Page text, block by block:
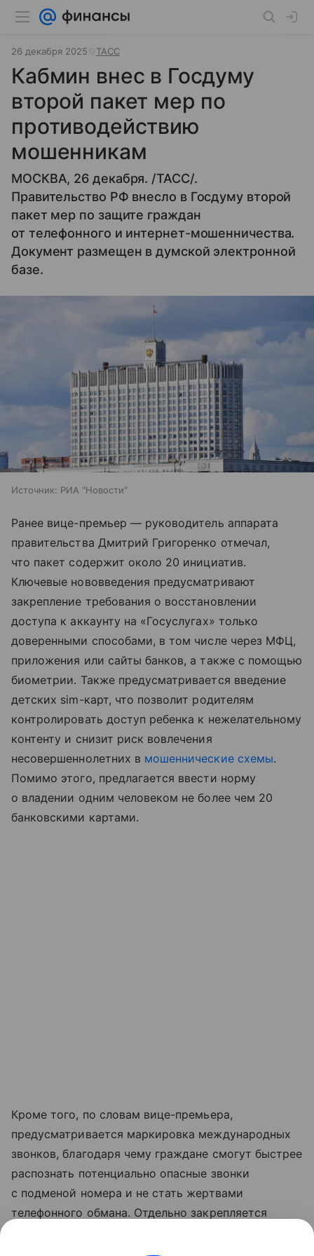
26 декабря 2025 ТАСС
Кабмин внес в Госдуму
второй пакет мер по
противодействию
мошенникам
МОСКВА, 26 декабря. /ТАСС/.
Правительство РФ внесло в Госдуму второй
пакет мер по защите граждан
от телефонного и интернет-мошенничества.
Документ размещен в думской электронной
базе.
Источник: РИА "Новости"
Ранее вице-премьер — руководитель аппарата
правительства Дмитрий Григоренко отмечал,
что пакет содержит около 20 инициатив.
Ключевые нововведения предусматривают
закрепление требования о восстановлении
доступа к аккаунту на «Госуслугах» только
доверенными способами, в том числе через МФЦ,
приложения или сайты банков, а также с помощью
биометрии. Также предусматривается введение
детских sim-карт, что позволит родителям
контролировать доступ ребенка к нежелательному
контенту и снизит риск вовлечения
несовершеннолетних в мошеннические схемы.
Помимо этого, предлагается ввести норму
о владении одним человеком не более чем 20
банковскими картами.
Кроме того, по словам вице-премьера,
предусматривается маркировка международных
звонков, благодаря чему граждане смогут быстрее
распознать потенциально опасные звонки
с подменой номера и не стать жертвами
телефонного обмана. Отдельно закрепляется
через «Госуслуги», что упростит фиксирование